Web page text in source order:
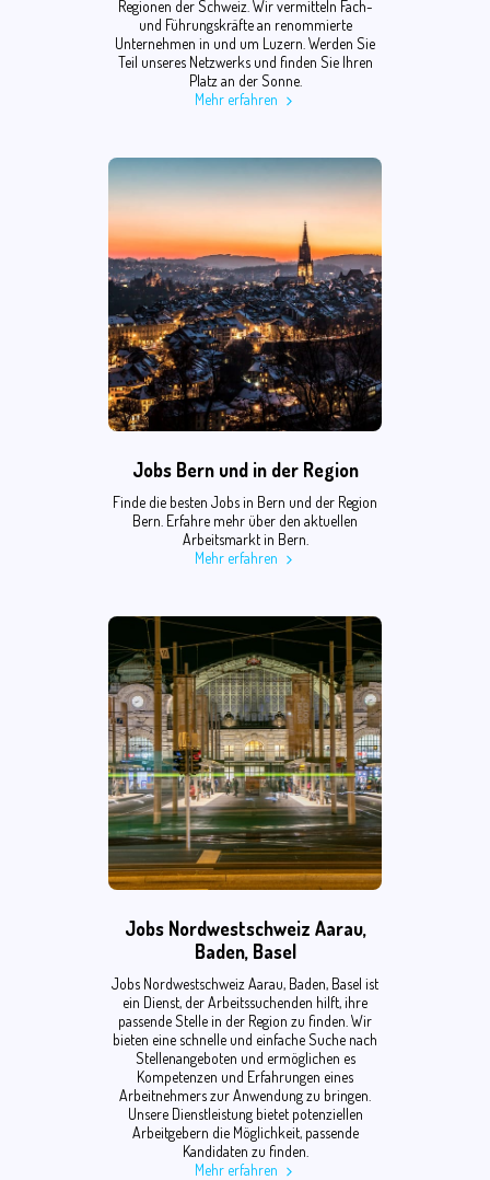
Regionen der Schweiz. Wir vermitteln Fach-
und Führungskräfte an renommierte
Unternehmen in und um Luzern. Werden Sie
Teil unseres Netzwerks und finden Sie Ihren
Platz an der Sonne.
Mehr erfahren
Jobs Bern und in der Region
Finde die besten Jobs in Bern und der Region
Bern. Erfahre mehr über den aktuellen
Arbeitsmarkt in Bern.
Mehr erfahren
Jobs Nordwestschweiz Aarau,
Baden, Basel
Jobs Nordwestschweiz Aarau, Baden, Basel ist
ein Dienst, der Arbeitssuchenden hilft, ihre
passende Stelle in der Region zu finden. Wir
bieten eine schnelle und einfache Suche nach
Stellenangeboten und ermöglichen es
Kompetenzen und Erfahrungen eines
Arbeitnehmers zur Anwendung zu bringen.
Unsere Dienstleistung bietet potenziellen
Arbeitgebern die Möglichkeit, passende
Kandidaten zu finden.
Mehr erfahren